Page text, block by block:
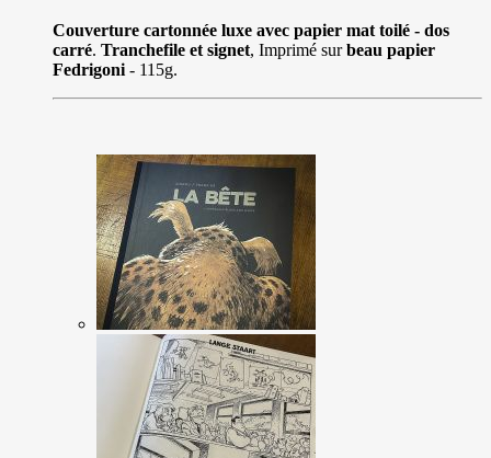
Couverture cartonnée luxe avec papier mat toilé - dos
carré. Tranchefile et signet, Imprimé surbeau papier
Fedrigoni - 115g.